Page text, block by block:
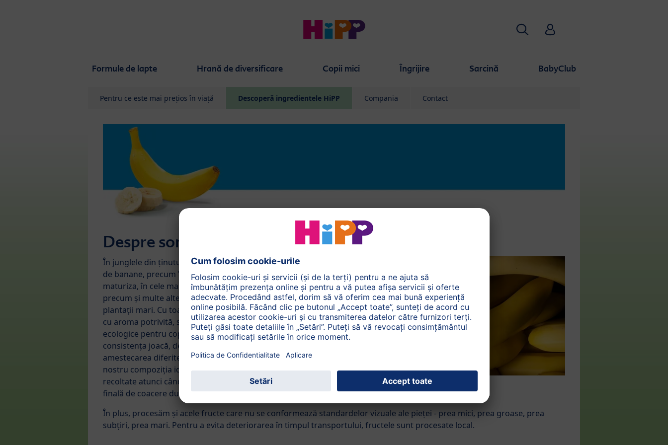
Formule de lapte Hrană de diversificare Copii mici Îngrijire Sarcină BabyClub
CăutareHiPP Babyclub
Pentru ce este mai prețios în viață Descoperă ingredientele HiPP Compania Contact
Despre sortimente
În junglele din ținutul muntos din Costa Rica, sortimentele
de banane, precum "Congo" și "Gros Michel", se pot
maturiza, în cele mai bune condiții de creștere. Acestea,
precum și multe alte soiuri locale, nu pot fi găsite în
plantații mari. Cu toate acestea, numai soiurile aromatice,
cu aroma potrivită, sunt folosite pentru produsele noastre
ecologice pentru copii. În cazul bananelor ecologice,
consistența joacă, de asemenea, un rol esențial. Doar prin
amestecarea diferitelor soiuri de banane, oferim piureului
nostru compoziția ideală. Bananele noastre ecologice sunt
recoltate atunci când sunt încă puțin verzi în exterior. Etapa
finală de coacere durează aproximativ o săptămână.
În plus, procesăm și acele fructe care nu se conformează standardelor vizuale ale pieței - prea mici, prea groase, prea
subțiri, prea mari. Pentru a evita deteriorarea în timpul transportului, fructele sunt procesate local.